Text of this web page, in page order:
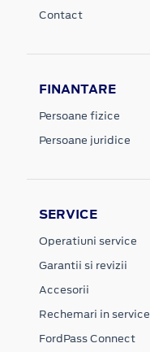
Contact
FINANTARE
Persoane fizice
Persoane juridice
SERVICE
Operatiuni service
Garantii si revizii
Accesorii
Rechemari in service
FordPass Connect